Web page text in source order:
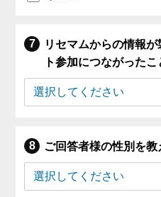
リセマムからの情報
ト参加につながったこ
ご回答者様の性別を教